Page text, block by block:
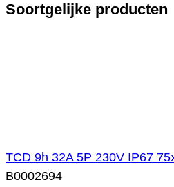
Soortgelijke producten
TCD 9h 32A 5P 230V IP67
B0002694